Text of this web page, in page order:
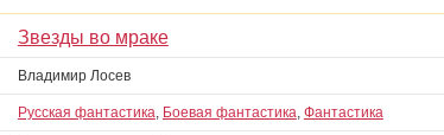
Звезды во мраке
Владимир Лосев
Русская фантастика, Боевая фантастика, Фантастика